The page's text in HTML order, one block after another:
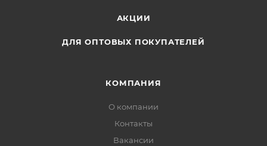
АКЦИИ
ДЛЯ ОПТОВЫХ ПОКУПАТЕЛЕЙ
КОМПАНИЯ
О компании
Контакты
Вакансии